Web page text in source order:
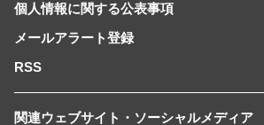
個人情報に関する公表事項
メールアラート登録
RSS
関連ウェブサイト・ソーシャルメディア